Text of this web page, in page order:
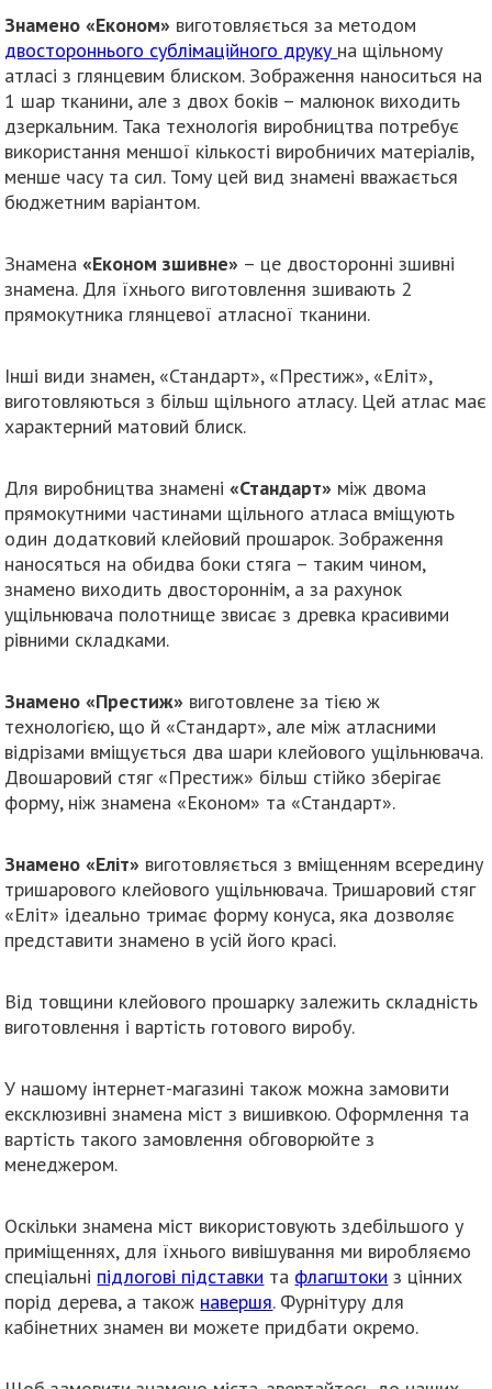
Знамено «Економ» виготовляється за методом
двостороннього сублімаційного друку на щільному
атласі з глянцевим блиском. Зображення наноситься на
1 шар тканини, але з двох боків – малюнок виходить
дзеркальним. Така технологія виробництва потребує
використання меншої кількості виробничих матеріалів,
менше часу та сил. Тому цей вид знамені вважається
бюджетним варіантом.
Знамена«Економ зшивне» – це двосторонні зшивні
знамена. Для їхнього виготовлення зшивають 2
прямокутника глянцевої атласної тканини.
Інші види знамен, «Стандарт», «Престиж», «Еліт»,
виготовляються з більш щільного атласу. Цей атлас має
характерний матовий блиск.
Для виробництва знамені«Стандарт» між двома
прямокутними частинами щільного атласа вміщують
один додатковий клейовий прошарок. Зображення
наносяться на обидва боки стяга – таким чином,
знамено виходить двостороннім, а за рахунок
ущільнювача полотнище звисає з древка красивими
рівними складками.
Знамено «Престиж» виготовлене за тією ж
технологією, що й «Стандарт», але між атласними
відрізами вміщується два шари клейового ущільнювача.
Двошаровий стяг «Престиж» більш стійко зберігає
форму, ніж знамена «Економ» та «Стандарт».
Знамено «Еліт» виготовляється з вміщенням всередину
тришарового клейового ущільнювача. Тришаровий стяг
«Еліт» ідеально тримає форму конуса, яка дозволяє
представити знамено в усій його красі.
Від товщини клейового прошарку залежить складність
виготовлення і вартість готового виробу.
У нашому інтернет-магазині також можна замовити
ексклюзивні знамена міст з вишивкою. Оформлення та
вартість такого замовлення обговорюйте з
менеджером.
Оскільки знамена міст використовують здебільшого у
приміщеннях, для їхнього вивішування ми виробляємо
спеціальні підлогові підставки та флагштоки з цінних
порід дерева, а також навершя. Фурнітуру для
кабінетних знамен ви можете придбати окремо.